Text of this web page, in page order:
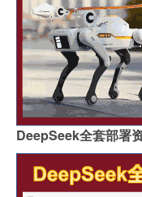
DeepSeek全套部署